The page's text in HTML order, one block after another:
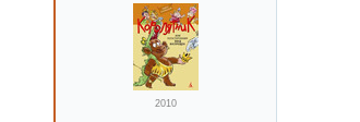
2010